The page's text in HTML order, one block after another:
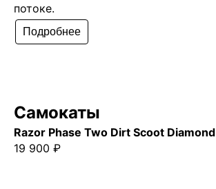
потоке.
Подробнее
Самокаты
Razor Phase Two Dirt Scoot Diamond
19 900 ₽